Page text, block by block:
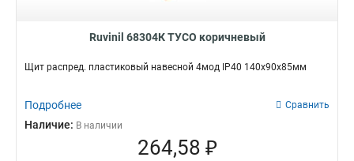
Ruvinil 68304К ТУСО коричневый
Щит распред. пластиковый навесной 4мод IP40 140х90х85мм
Подробнее Сравнить
Наличие: В наличии
264,58 ₽